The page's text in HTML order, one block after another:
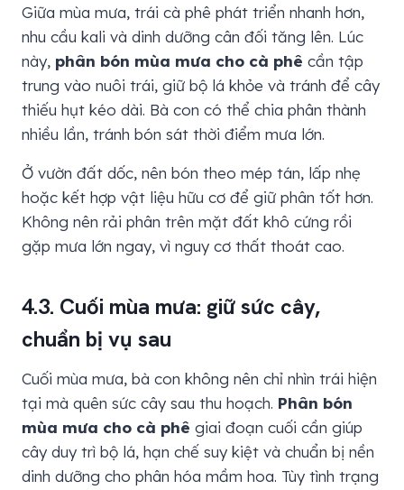
Giữa mùa mưa, trái cà phê phát triển nhanh hơn,
nhu cầu kali và dinh dưỡng cân đối tăng lên. Lúc
này, phân bón mùa mưa cho cà phê cần tập
trung vào nuôi trái, giữ bộ lá khỏe và tránh để cây
thiếu hụt kéo dài. Bà con có thể chia phân thành
nhiều lần, tránh bón sát thời điểm mưa lớn.
Ở vườn đất dốc, nên bón theo mép tán, lấp nhẹ
hoặc kết hợp vật liệu hữu cơ để giữ phân tốt hơn.
Không nên rải phân trên mặt đất khô cứng rồi
gặp mưa lớn ngay, vì nguy cơ thất thoát cao.
4.3. Cuối mùa mưa: giữ sức cây,
chuẩn bị vụ sau
Cuối mùa mưa, bà con không nên chỉ nhìn trái hiện
tại mà quên sức cây sau thu hoạch. Phân bón
mùa mưa cho cà phê giai đoạn cuối cần giúp
cây duy trì bộ lá, hạn chế suy kiệt và chuẩn bị nền
dinh dưỡng cho phân hóa mầm hoa. Tùy tình trạng